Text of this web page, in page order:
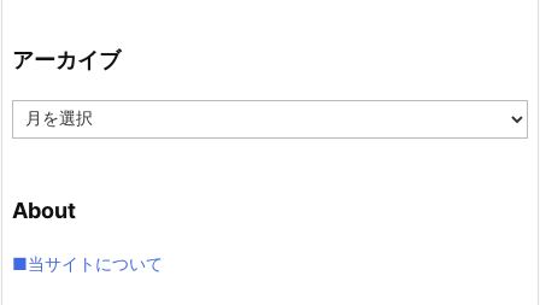
ー
アーカイブ
ー
ブ
About
■当サイトについて